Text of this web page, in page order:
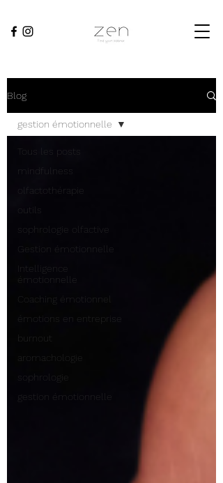
Blog
Tous les posts
mindfulness
olfactothérapie
outils
sophrologie olfactive
Gestion émotionnelle
Intelligence
émotionnelle
Coaching émotionnel
émotions en entreprise
burnout
aromachologie
sophrologie
gestion émotionnelle
gestion émotionnelle